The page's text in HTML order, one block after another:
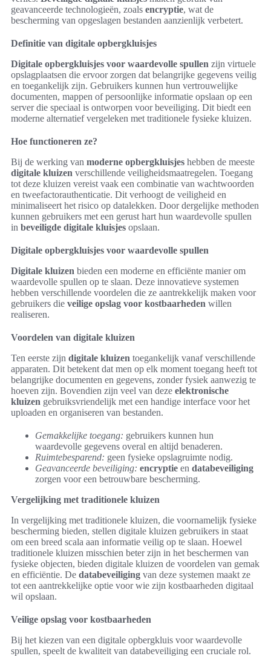
geavanceerde technologieën, zoals encryptie, wat de
bescherming van opgeslagen bestanden aanzienlijk verbetert.
Definitie van digitale opbergkluisjes
Digitale opbergkluisjes voor waardevolle spullen zijn virtuele
opslagplaatsen die ervoor zorgen dat belangrijke gegevens veilig
en toegankelijk zijn. Gebruikers kunnen hun vertrouwelijke
documenten, mappen of persoonlijke informatie opslaan op een
server die speciaal is ontworpen voor beveiliging. Dit biedt een
moderne alternatief vergeleken met traditionele fysieke kluizen.
Hoe functioneren ze?
Bij de werking van moderne opbergkluisjes hebben de meeste
digitale kluizen verschillende veiligheidsmaatregelen. Toegang
tot deze kluizen vereist vaak een combinatie van wachtwoorden
en tweefactorauthenticatie. Dit verhoogt de veiligheid en
minimaliseert het risico op datalekken. Door dergelijke methoden
kunnen gebruikers met een gerust hart hun waardevolle spullen
in beveiligde digitale kluisjes opslaan.
Digitale opbergkluisjes voor waardevolle spullen
Digitale kluizen bieden een moderne en efficiënte manier om
waardevolle spullen op te slaan. Deze innovatieve systemen
hebben verschillende voordelen die ze aantrekkelijk maken voor
gebruikers die veilige opslag voor kostbaarheden willen
realiseren.
Voordelen van digitale kluizen
Ten eerste zijn digitale kluizen toegankelijk vanaf verschillende
apparaten. Dit betekent dat men op elk moment toegang heeft tot
belangrijke documenten en gegevens, zonder fysiek aanwezig te
hoeven zijn. Bovendien zijn veel van deze elektronische
kluizen gebruiksvriendelijk met een handige interface voor het
uploaden en organiseren van bestanden.
Gemakkelijke toegang: gebruikers kunnen hun
waardevolle gegevens overal en altijd benaderen.
Ruimtebesparend: geen fysieke opslagruimte nodig.
Geavanceerde beveiliging: encryptie en databeveiliging
zorgen voor een betrouwbare bescherming.
Vergelijking met traditionele kluizen
In vergelijking met traditionele kluizen, die voornamelijk fysieke
bescherming bieden, stellen digitale kluizen gebruikers in staat
om een breed scala aan informatie veilig op te slaan. Hoewel
traditionele kluizen misschien beter zijn in het beschermen van
fysieke objecten, bieden digitale kluizen de voordelen van gemak
en efficiëntie. De databeveiliging van deze systemen maakt ze
tot een aantrekkelijke optie voor wie zijn kostbaarheden digitaal
wil opslaan.
Veilige opslag voor kostbaarheden
Bij het kiezen van een digitale opbergkluis voor waardevolle
spullen, speelt de kwaliteit van databeveiliging een cruciale rol.